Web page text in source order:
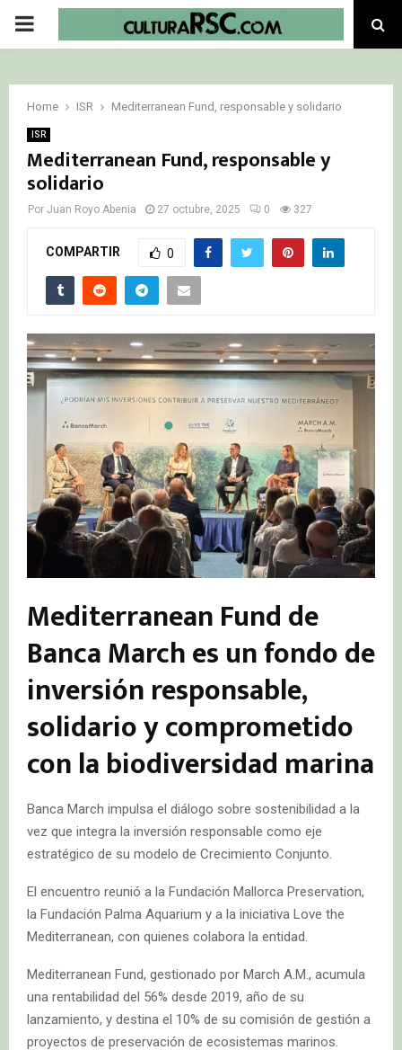
PRIMARY
Home ISR Mediterranean Fund, responsable y solidario
ISR
Mediterranean Fund, responsable y
solidario
Por Juan Royo Abenia 27 octubre, 2025 0 327
COMPARTIR 0
Mediterranean Fund de
Banca March es un fondo de
inversión responsable,
solidario y comprometido
con la biodiversidad marina
Banca March impulsa el diálogo sobre sostenibilidad a la
vez que integra la inversión responsable como eje
estratégico de su modelo de Crecimiento Conjunto.
El encuentro reunió a la Fundación Mallorca Preservation,
la Fundación Palma Aquarium y a la iniciativa Love the
Mediterranean, con quienes colabora la entidad.
Mediterranean Fund, gestionado por March A.M., acumula
una rentabilidad del 56% desde 2019, año de su
lanzamiento, y destina el 10% de su comisión de gestión a
proyectos de preservación de ecosistemas marinos.